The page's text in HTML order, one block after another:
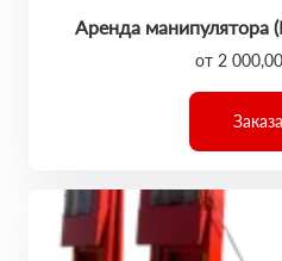
Аренда манипулятора
от 2